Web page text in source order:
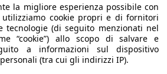
la migliore esperienza possibile con
cookie propri e di fornitori
tecnologie (di seguito menzionati nel
“cookie”) allo scopo di salvare e
a informazioni sul dispositivo
(tra cui gli indirizzi IP).